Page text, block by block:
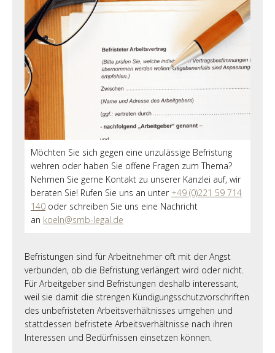
Möchten Sie sich gegen eine unzulässige Befristung
wehren oder haben Sie offene Fragen zum Thema?
Nehmen Sie gerne Kontakt zu unserer Kanzlei auf, wir
beraten Sie! Rufen Sie uns an unter +49 (0)221 59 714
140 oder schreiben Sie uns eine Nachricht
an koeln@smb-legal.de
Befristungen sind für Arbeitnehmer oft mit der Angst
verbunden, ob die Befristung verlängert wird oder nicht.
Für Arbeitgeber sind Befristungen deshalb interessant,
weil sie damit die strengen Kündigungsschutzvorschriften
des unbefristeten Arbeitsverhältnisses umgehen und
stattdessen befristete Arbeitsverhältnisse nach ihren
Interessen und Bedürfnissen einsetzen können.